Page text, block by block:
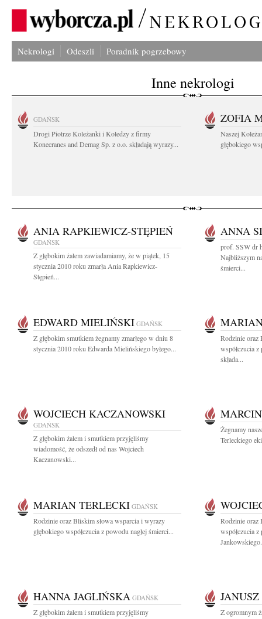
Nekrologi Odeszli Poradnik pogrzebowy
Inne nekrologi
GDAŃSK
Drogi Piotrze Koleżanki i Koledzy z firmy
Konecranes and Demag Sp. z o.o. składają wyrazy...
ZOFIA
Naszej
głębokiego
ANIA RAPKIEWICZ-STĘPIEŃ
GDAŃSK
Z głębokim żalem zawiadamiamy, że w piątek, 15
stycznia 2010 roku zmarła Ania Rapkiewicz-
Stępień...
ANNA
prof. SSW dr
Najbliższym
śmierci...
EDWARD MIELIŃSKI GDAŃSK
Z głębokim smutkiem żegnamy zmarłego w dniu 8
stycznia 2010 roku Edwarda Mielińskiego byłego...
Rodzinie oraz
współczucia
składa...
WOJCIECH KACZANOWSKI
GDAŃSK
Z głębokim żalem i smutkiem przyjęliśmy
wiadomość, że odszedł od nas Wojciech
Kaczanowski...
Żegnamy
Terleckiego
MARIAN TERLECKI GDAŃSK
Rodzinie oraz Bliskim słowa wsparcia i wyrazy
głębokiego współczucia z powodu nagłej śmierci...
Rodzinie oraz
współczucia
HANNA JAGLIŃSKA GDAŃSK
Z głębokim żalem i smutkiem przyjęliśmy
Z ogromnym